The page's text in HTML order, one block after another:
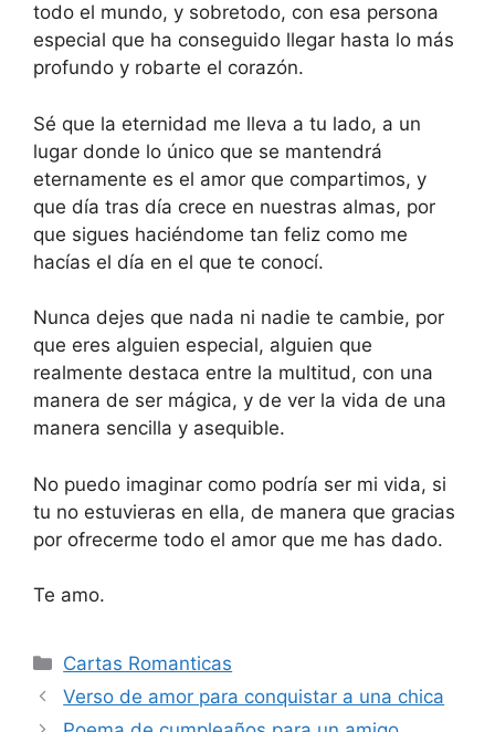
todo el mundo, y sobretodo, con esa persona
especial que ha conseguido llegar hasta lo más
profundo y robarte el corazón.
Sé que la eternidad me lleva a tu lado, a un
lugar donde lo único que se mantendrá
eternamente es el amor que compartimos, y
que día tras día crece en nuestras almas, por
que sigues haciéndome tan feliz como me
hacías el día en el que te conocí.
Nunca dejes que nada ni nadie te cambie, por
que eres alguien especial, alguien que
realmente destaca entre la multitud, con una
manera de ser mágica, y de ver la vida de una
manera sencilla y asequible.
No puedo imaginar como podría ser mi vida, si
tu no estuvieras en ella, de manera que gracias
por ofrecerme todo el amor que me has dado.
Te amo.
Categories
Cartas Romanticas
Verso de amor para conquistar a una chica